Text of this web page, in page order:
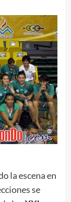
la escena en
se